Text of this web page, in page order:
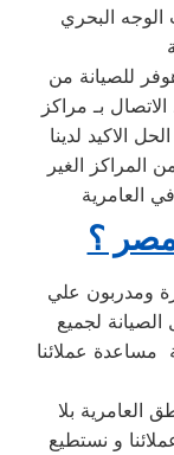
الوجه البحري
للصيانة من
بـ مراكز
الاكيد لدينا
الغير
العامرية
؟
لجميع
مساعدة عملائنا
بلا
و نستطيع